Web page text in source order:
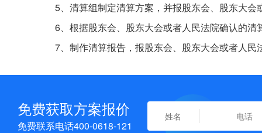
5、清算组制定清算方案，并报股东会、股东大会
6、根据股东会、股东大会或者人民法院确认的清
7、制作清算报告，报股东会、股东大会或者人民
免费获取方案报价
免费联系电话400-0618-121